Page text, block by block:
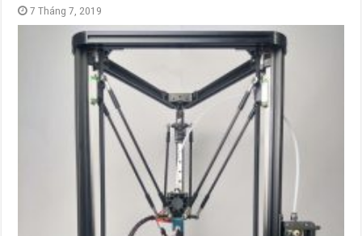
7 Tháng 7, 2019